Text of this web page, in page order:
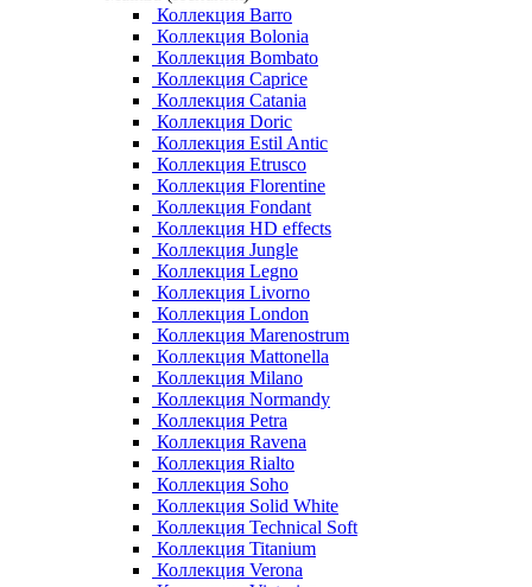
Коллекция Barro
Коллекция Bolonia
Коллекция Bombato
Коллекция Caprice
Коллекция Catania
Коллекция Doric
Коллекция Estil Antic
Коллекция Etrusco
Коллекция Florentine
Коллекция Fondant
Коллекция HD effects
Коллекция Jungle
Коллекция Legno
Коллекция Livorno
Коллекция London
Коллекция Marenostrum
Коллекция Mattonella
Коллекция Milano
Коллекция Normandy
Коллекция Petra
Коллекция Ravena
Коллекция Rialto
Коллекция Soho
Коллекция Solid White
Коллекция Technical Soft
Коллекция Titanium
Коллекция Verona